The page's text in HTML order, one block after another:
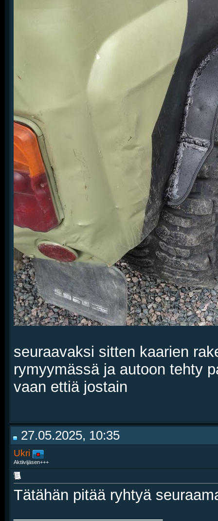
seuraavaksi sitten kaarien
rymyymässä ja autoon tehty
vaan ettiä jostain
27.05.2025, 10:35
Ukri
Aktiivijäsen+++
Tätähän pitää ryhtyä